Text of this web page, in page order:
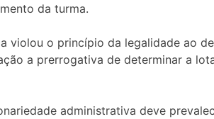
da turma.
violou o princípio da legalidade ao
a prerrogativa de determinar a
administrativa deve